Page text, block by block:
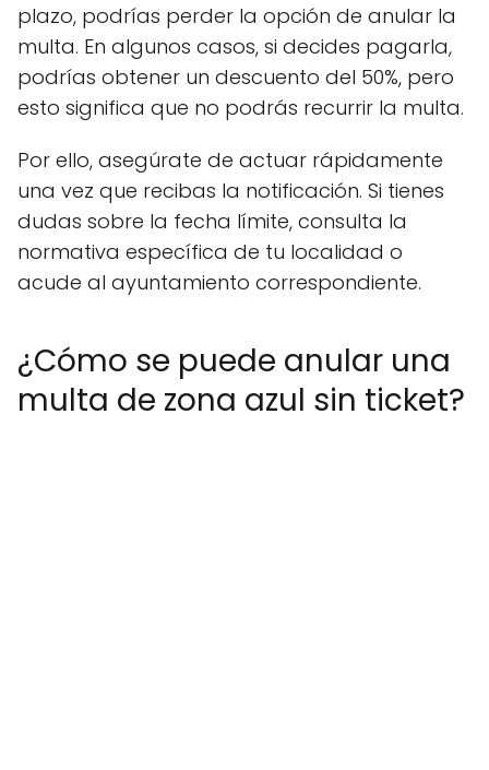
plazo, podrías perder la opción de anular la
multa. En algunos casos, si decides pagarla,
podrías obtener un descuento del 50%, pero
esto significa que no podrás recurrir la multa.
Por ello, asegúrate de actuar rápidamente
una vez que recibas la notificación. Si tienes
dudas sobre la fecha límite, consulta la
normativa específica de tu localidad o
acude al ayuntamiento correspondiente.
¿Cómo se puede anular una
multa de zona azul sin ticket?